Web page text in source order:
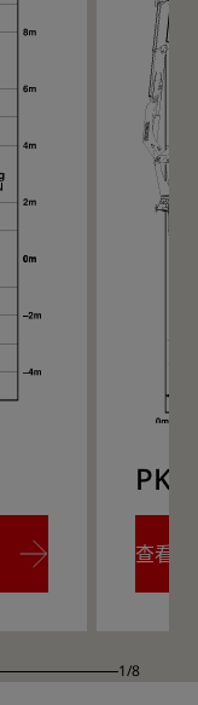
PK
查看
1/8